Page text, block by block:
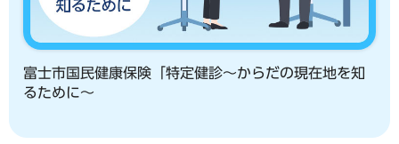
富士市国民健康保険「特定健診～からだの現在地を知
るために～